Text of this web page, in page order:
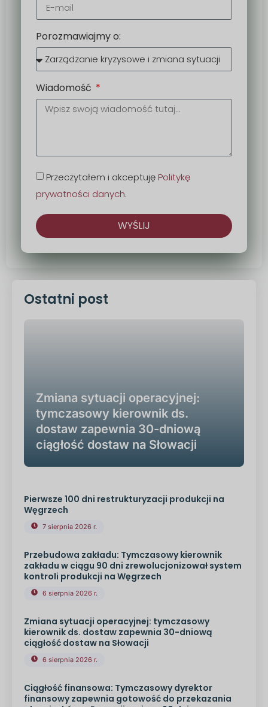
Porozmawiajmy o:
Wiadomość
Przeczytałem i akceptuję Politykę
prywatności danych.
WYŚLIJ
Ostatni post
Zmiana sytuacji operacyjnej:
tymczasowy kierownik ds.
dostaw zapewnia 30-dniową
ciągłość dostaw na Słowacji
Pierwsze 100 dni restrukturyzacji produkcji na
Węgrzech
7 sierpnia 2026 r.
Przebudowa zakładu: Tymczasowy kierownik
zakładu w ciągu 90 dni zrewolucjonizował system
kontroli produkcji na Węgrzech
6 sierpnia 2026 r.
Zmiana sytuacji operacyjnej: tymczasowy
kierownik ds. dostaw zapewnia 30-dniową
ciągłość dostaw na Słowacji
6 sierpnia 2026 r.
Ciągłość finansowa: Tymczasowy dyrektor
finansowy zapewnia gotowość do przekazania